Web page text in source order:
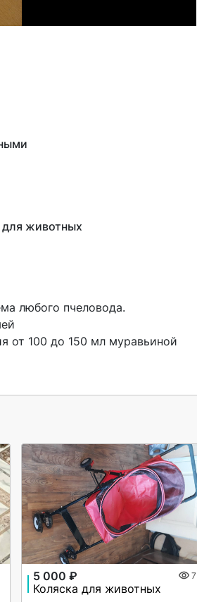
для животных
от 100 до 150 мл муравьиной
5 000 ₽ 7
Коляска для животных